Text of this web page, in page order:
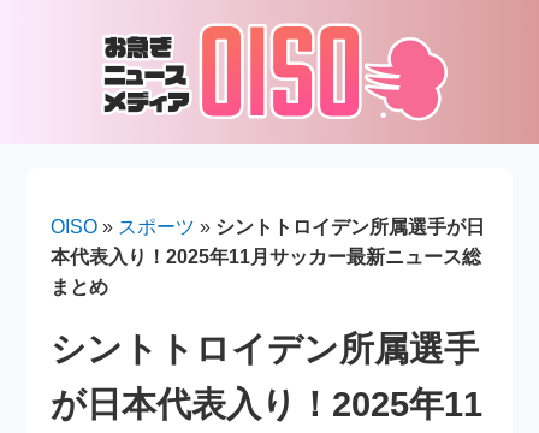
OISO » スポーツ » シントトロイデン所属選手が日
本代表入り！2025年11月サッカー最新ニュース総
まとめ
シントトロイデン所属選手
が日本代表入り！2025年11